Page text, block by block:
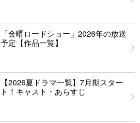
「金曜ロードショー」2026年の放送
予定【作品一覧】
【2026夏ドラマ一覧】7月期スター
ト！キャスト・あらすじ